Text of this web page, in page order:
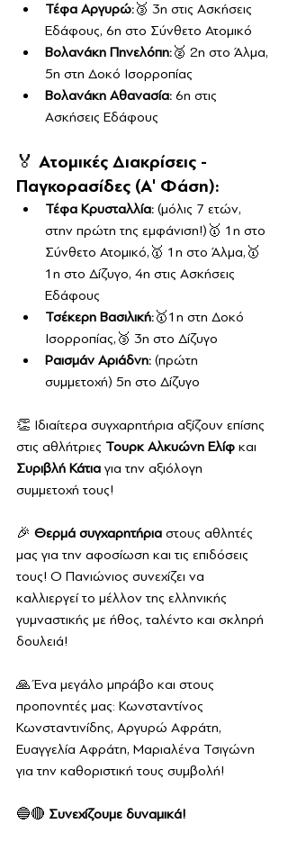
Τέφα Αργυρώ:🥉 3η στις Ασκήσεις
Εδάφους, 6η στο Σύνθετο Ατομικό
Βολανάκη Πηνελόπη:🥈 2η στο Άλμα,
5η στη Δοκό Ισορροπίας
Βολανάκη Αθανασία: 6η στις
Ασκήσεις Εδάφους
🏅 Ατομικές Διακρίσεις -
Παγκορασίδες (Α' Φάση):
Τέφα Κρυσταλλία: (μόλις 7 ετών,
στην πρώτη της εμφάνιση!)🥇 1η στο
Σύνθετο Ατομικό,🥇 1η στο Άλμα,🥇
1η στο Δίζυγο, 4η στις Ασκήσεις
Εδάφους
Τσέκερη Βασιλική:🥇1η στη Δοκό
Ισορροπίας,🥉 3η στο Δίζυγο
Ραισμάν Αριάδνη: (πρώτη
συμμετοχή) 5η στο Δίζυγο
👏 Ιδιαίτερα συγχαρητήρια αξίζουν επίσης
στις αθλήτριες Τουρκ Αλκυώνη Ελίφ και
Συριβλή Κάτια για την αξιόλογη
συμμετοχή τους!
🎉 Θερμά συγχαρητήρια στους αθλητές
μας για την αφοσίωση και τις επιδόσεις
τους! Ο Πανιώνιος συνεχίζει να
καλλιεργεί το μέλλον της ελληνικής
γυμναστικής με ήθος, ταλέντο και σκληρή
δουλειά!
🙏 Ένα μεγάλο μπράβο και στους
προπονητές μας: Κωνσταντίνος
Κωνσταντινίδης, Αργυρώ Αφράτη,
Ευαγγελία Αφράτη, Μαριαλένα Τσιγώνη
για την καθοριστική τους συμβολή!
🔵🔴 Συνεχίζουμε δυναμικά!